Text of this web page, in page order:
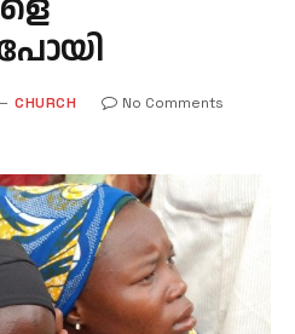
CHURCH
No Comments